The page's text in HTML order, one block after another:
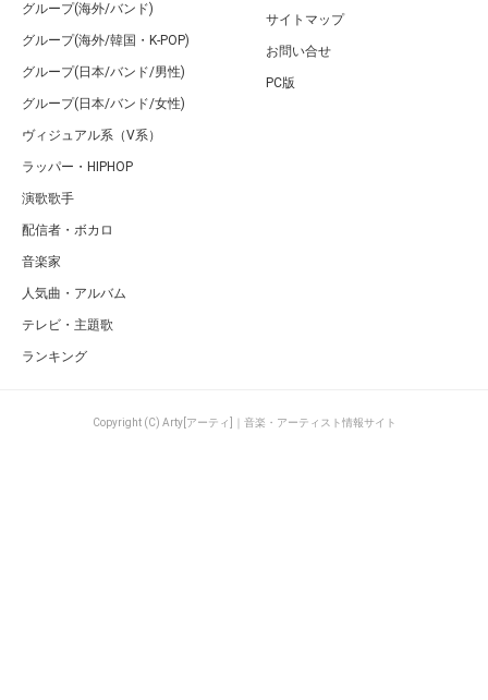
グループ(海外/バンド)
グループ(海外/韓国・K-POP)
グループ(日本/バンド/男性)
グループ(日本/バンド/女性)
ヴィジュアル系（V系）
ラッパー・HIPHOP
演歌歌手
配信者・ボカロ
音楽家
人気曲・アルバム
テレビ・主題歌
ランキング
サイトマップ
お問い合せ
PC版
Copyright (C) Arty[アーティ]｜音楽・アーティスト情報サイト